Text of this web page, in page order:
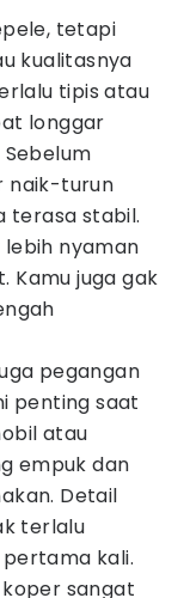
tetapi
kualitasnya
tipis atau
longgar
naik-turun
terasa stabil.
nyaman
Kamu juga gak
pegangan
penting saat
atau
empuk dan
Detail
terlalu
kali.
sangat